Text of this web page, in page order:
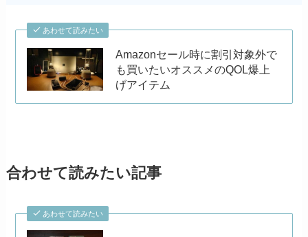
あわせて読みたい
Amazonセール時に割引対象外で
も買いたいオススメのQOL爆上
げアイテム
合わせて読みたい記事
あわせて読みたい